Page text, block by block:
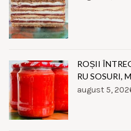
ROȘII
RU SOSURI,
august 5,